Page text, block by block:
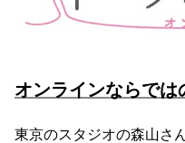
オンラインならでは
東京のスタジオの森山さ